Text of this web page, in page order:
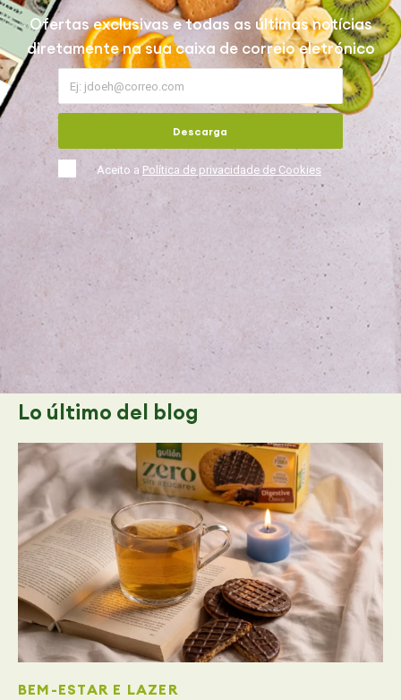
Ofertas exclusivas e todas as últimas notícias
diretamente na sua caixa de correio eletrónico
Aceito a Política de privacidade de Cookies
Descarga
Lo último del blog
BEM-ESTAR E LAZER